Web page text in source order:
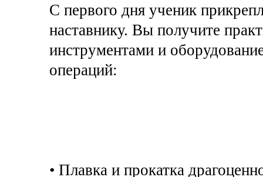
С первого дня ученик
наставнику. Вы получите
инструментами и
операций:
• Плавка и прокатка